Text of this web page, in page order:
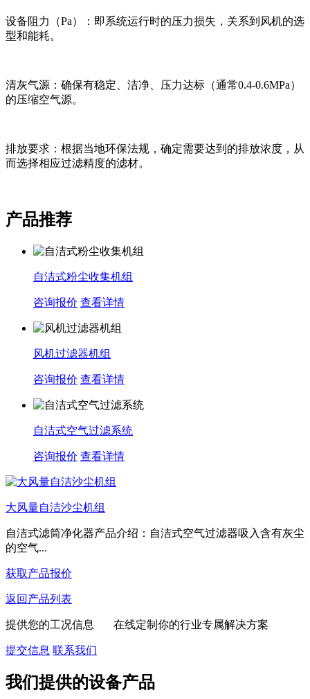
设备阻力（Pa）：即系统运行时的压力损失，关系到风机的选
型和能耗。
清灰气源：确保有稳定、洁净、压力达标（通常0.4-0.6MPa）
的压缩空气源。
排放要求：根据当地环保法规，确定需要达到的排放浓度，从
而选择相应过滤精度的滤材。
产品推荐
自洁式粉尘收集机组
咨询报价 查看详情
风机过滤器机组
咨询报价 查看详情
自洁式空气过滤系统
咨询报价 查看详情
大风量自洁沙尘机组
自洁式滤筒净化器产品介绍：自洁式空气过滤器吸入含有灰尘
的空气...
获取产品报价
返回产品列表
提供您的工况信息 在线定制你的行业专属解决方案
提交信息 联系我们
我们提供的设备产品